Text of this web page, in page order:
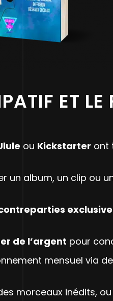
ET
ou Kickstarter ont
un album, un clip ou
de l’argent pour
mensuel via
morceaux inédits,